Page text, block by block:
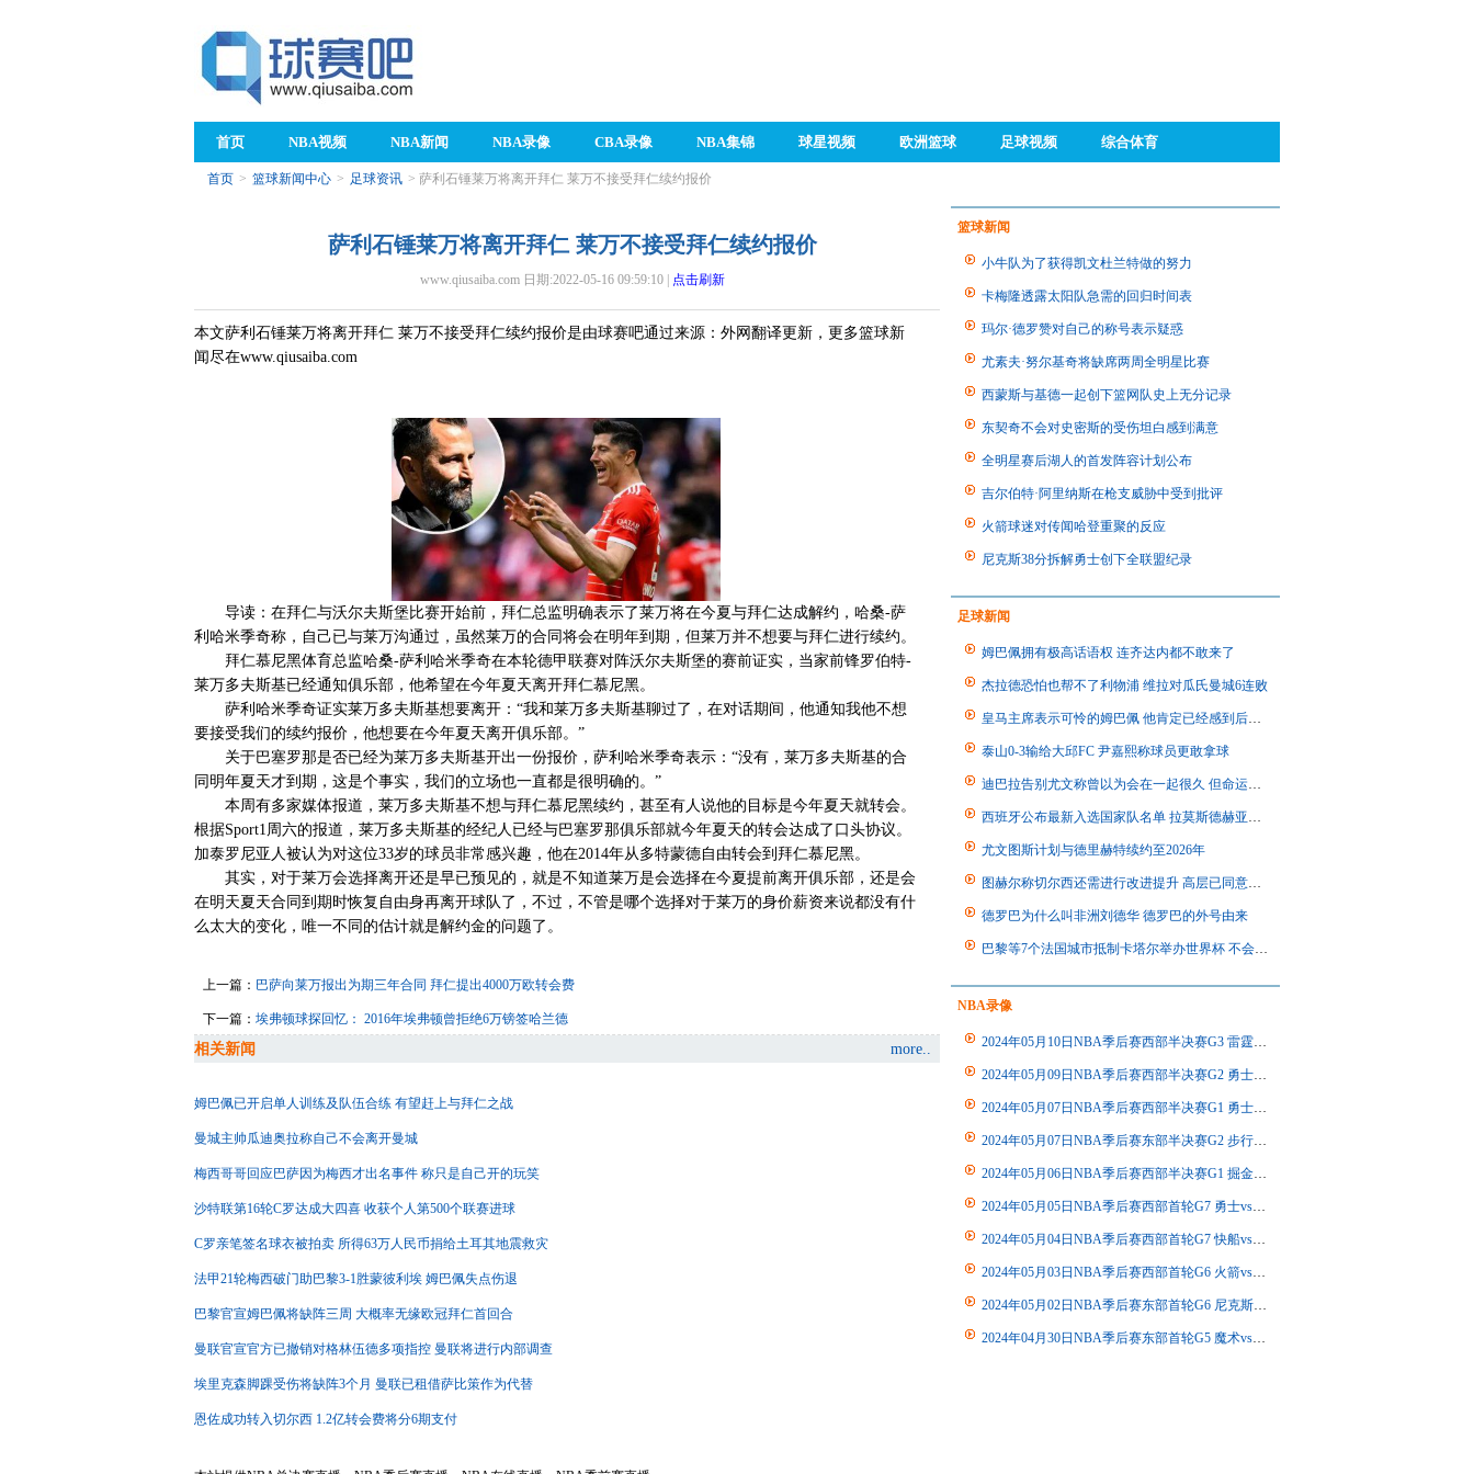
首页 NBA视频 NBA新闻 NBA录像 CBA录像 NBA集锦 球星视频 欧洲篮球 足球视频 综合体育
首页 > 篮球新闻中心 > 足球资讯 > 萨利石锤莱万将离开拜仁 莱万不接受拜仁续约报价
萨利石锤莱万将离开拜仁 莱万不接受拜仁续约报价
www.qiusaiba.com 日期:2022-05-16 09:59:10 | 点击刷新
本文萨利石锤莱万将离开拜仁 莱万不接受拜仁续约报价是由球赛吧通过来源：外网翻译更新，更多篮球新
闻尽在www.qiusaiba.com
导读：在拜仁与沃尔夫斯堡比赛开始前，拜仁总监明确表示了莱万将在今夏与拜仁达成解约，哈桑-萨
利哈米季奇称，自己已与莱万沟通过，虽然莱万的合同将会在明年到期，但莱万并不想要与拜仁进行续约。
拜仁慕尼黑体育总监哈桑-萨利哈米季奇在本轮德甲联赛对阵沃尔夫斯堡的赛前证实，当家前锋罗伯特-
莱万多夫斯基已经通知俱乐部，他希望在今年夏天离开拜仁慕尼黑。
萨利哈米季奇证实莱万多夫斯基想要离开：“我和莱万多夫斯基聊过了，在对话期间，他通知我他不想
要接受我们的续约报价，他想要在今年夏天离开俱乐部。”
关于巴塞罗那是否已经为莱万多夫斯基开出一份报价，萨利哈米季奇表示：“没有，莱万多夫斯基的合
同明年夏天才到期，这是个事实，我们的立场也一直都是很明确的。”
本周有多家媒体报道，莱万多夫斯基不想与拜仁慕尼黑续约，甚至有人说他的目标是今年夏天就转会。
根据Sport1周六的报道，莱万多夫斯基的经纪人已经与巴塞罗那俱乐部就今年夏天的转会达成了口头协议。
加泰罗尼亚人被认为对这位33岁的球员非常感兴趣，他在2014年从多特蒙德自由转会到拜仁慕尼黑。
其实，对于莱万会选择离开还是早已预见的，就是不知道莱万是会选择在今夏提前离开俱乐部，还是会
在明天夏天合同到期时恢复自由身再离开球队了，不过，不管是哪个选择对于莱万的身价薪资来说都没有什
么太大的变化，唯一不同的估计就是解约金的问题了。
上一篇： 巴萨向莱万报出为期三年合同 拜仁提出4000万欧转会费
下一篇： 埃弗顿球探回忆： 2016年埃弗顿曾拒绝6万镑签哈兰德
相关新闻 more..
姆巴佩已开启单人训练及队伍合练 有望赶上与拜仁之战
曼城主帅瓜迪奥拉称自己不会离开曼城
梅西哥哥回应巴萨因为梅西才出名事件 称只是自己开的玩笑
沙特联第16轮C罗达成大四喜 收获个人第500个联赛进球
C罗亲笔签名球衣被拍卖 所得63万人民币捐给土耳其地震救灾
法甲21轮梅西破门助巴黎3-1胜蒙彼利埃 姆巴佩失点伤退
巴黎官宣姆巴佩将缺阵三周 大概率无缘欧冠拜仁首回合
曼联官宣官方已撤销对格林伍德多项指控 曼联将进行内部调查
埃里克森脚踝受伤将缺阵3个月 曼联已租借萨比策作为代替
恩佐成功转入切尔西 1.2亿转会费将分6期支付
篮球新闻
小牛队为了获得凯文杜兰特做的努力
卡梅隆透露太阳队急需的回归时间表
玛尔·德罗赞对自己的称号表示疑惑
尤素夫·努尔基奇将缺席两周全明星比赛
西蒙斯与基德一起创下篮网队史上无分记录
东契奇不会对史密斯的受伤坦白感到满意
全明星赛后湖人的首发阵容计划公布
吉尔伯特·阿里纳斯在枪支威胁中受到批评
火箭球迷对传闻哈登重聚的反应
尼克斯38分拆解勇士创下全联盟纪录
足球新闻
姆巴佩拥有极高话语权 连齐达内都不敢来了
杰拉德恐怕也帮不了利物浦 维拉对瓜氏曼城6连败
皇马主席表示可怜的姆巴佩 他肯定已经感到后悔了
泰山0-3输给大邱FC 尹嘉熙称球员更敢拿球
迪巴拉告别尤文称曾以为会在一起很久 但命运让我们走上不同道路
西班牙公布最新入选国家队名单 拉莫斯德赫亚无缘
尤文图斯计划与德里赫特续约至2026年
图赫尔称切尔西还需进行改进提升 高层已同意阿隆索离队申请
德罗巴为什么叫非洲刘德华 德罗巴的外号由来
巴黎等7个法国城市抵制卡塔尔举办世界杯 不会在大屏幕转播比赛
NBA录像
2024年05月10日NBA季后赛西部半决赛G3 雷霆vs掘金 全场录像回放
2024年05月09日NBA季后赛西部半决赛G2 勇士vs森林狼 全场录像回放
2024年05月07日NBA季后赛西部半决赛G1 勇士vs森林狼 全场录像回放
2024年05月07日NBA季后赛东部半决赛G2 步行者vs骑士 全场录像回放
2024年05月06日NBA季后赛西部半决赛G1 掘金vs雷霆 全场录像回放
2024年05月05日NBA季后赛西部首轮G7 勇士vs火箭 全场录像回放
2024年05月04日NBA季后赛西部首轮G7 快船vs掘金 全场录像回放
2024年05月03日NBA季后赛西部首轮G6 火箭vs勇士 全场录像回放
2024年05月02日NBA季后赛东部首轮G6 尼克斯vs活塞 全场录像回放
2024年04月30日NBA季后赛东部首轮G5 魔术vs凯尔特人 全场录像回放